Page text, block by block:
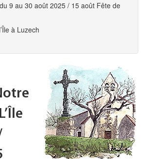
9 au 30 août 2025 / 15 août Fête de
à Luzech